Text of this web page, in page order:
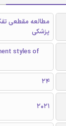
مطالعه مقطعی
پزشکی
styles of
24
2021